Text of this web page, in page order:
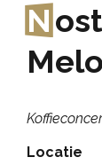
N
Locatie